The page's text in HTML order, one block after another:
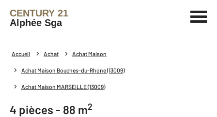
CENTURY 21
Alphée Sga
Accueil Achat Achat Maison
Achat Maison Bouches-du-Rhone (13009)
Achat Maison MARSEILLE (13009)
4 pièces - 88 m2